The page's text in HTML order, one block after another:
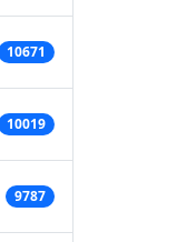
10671
10019
9787